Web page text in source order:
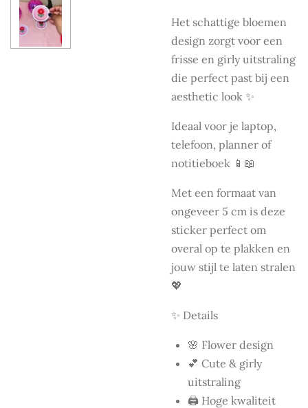
Het schattige bloemen
design zorgt voor een
frisse en girly uitstraling
die perfect past bij een
aesthetic look ✨
Ideaal voor je laptop,
telefoon, planner of
notitieboek 📱📖
Met een formaat van
ongeveer 5 cm is deze
sticker perfect om
overal op te plakken en
jouw stijl te laten stralen
💖
✨ Details
🌸 Flower design
💕 Cute & girly
uitstraling
🖨️ Hoge kwaliteit